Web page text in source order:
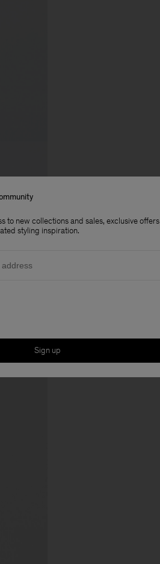
to new collections and sales, exclusive offers
styling inspiration.
Sign up